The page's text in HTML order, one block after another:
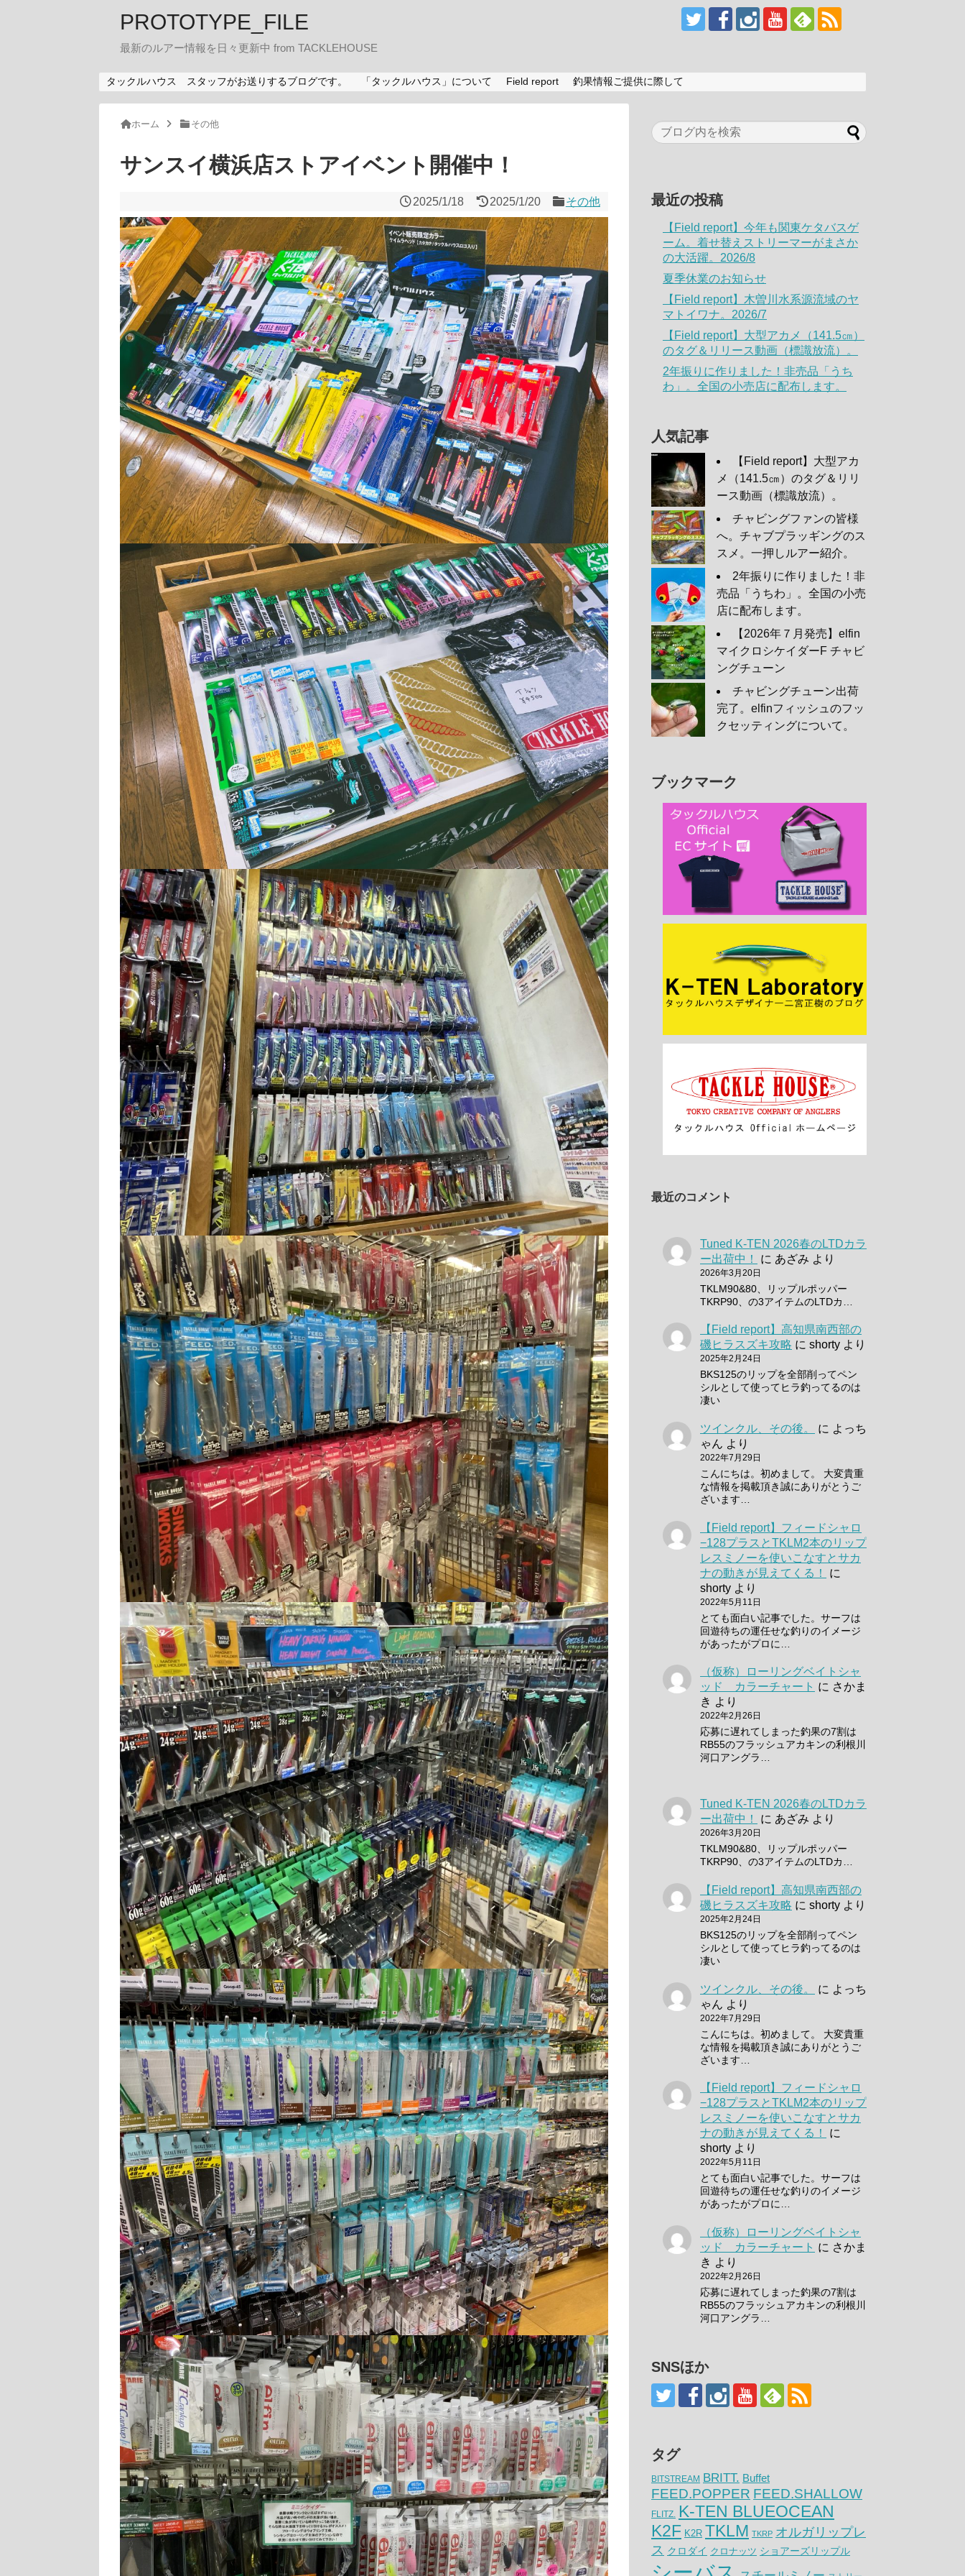
PROTOTYPE_FILE
最新のルアー情報を日々更新中 from TACKLEHOUSE
タックルハウス スタッフがお送りするブログです。 「タックルハウス」について Field report 釣果情報ご提供に際して
ホーム その他
サンスイ横浜店ストアイベント開催中！
2025/1/18 2025/1/20 その他 最近の投稿
【Field report】今年も関東ケタバスゲ
ーム。着せ替えストリーマーがまさか
の大活躍。2026/8
夏季休業のお知らせ
【Field report】木曽川水系源流域のヤ
マトイワナ。2026/7
【Field report】大型アカメ（141.5㎝）
のタグ＆リリース動画（標識放流）。
2年振りに作りました！非売品「うち
わ」。全国の小売店に配布します。
人気記事
【Field report】大型アカ
メ（141.5㎝）のタグ＆リリ
ース動画（標識放流）。
チャビングファンの皆様
へ。チャブプラッギングのス
スメ。一押しルアー紹介。
2年振りに作りました！非
売品「うちわ」。全国の小売
店に配布します。
【2026年７月発売】elfin
マイクロシケイダーF チャビ
ングチューン
チャビングチューン出荷
完了。elfinフィッシュのフッ
クセッティングについて。
ブックマーク
最近のコメント
Tuned K-TEN 2026春のLTDカラ
ー出荷中！
に あざみ より
2026年3月20日
TKLM90&80、リップルポッパー
TKRP90、の3アイテムのLTDカ…
【Field report】高知県南西部の
磯ヒラスズキ攻略 に shorty より
2025年2月24日
BKS125のリップを全部削ってペン
シルとして使ってヒラ釣ってるのは
凄い
ツインクル、その後。 に よっち
ゃん より
2022年7月29日
こんにちは。初めまして。 大変貴重
な情報を掲載頂き誠にありがとうご
ざいます…
【Field report】フィードシャロ
−128プラスとTKLM2本のリップ
レスミノーを使いこなすとサカ
ナの動きが見えてくる！
に
shorty より
2022年5月11日
とても面白い記事でした。サーフは
回遊待ちの運任せな釣りのイメージ
があったがプロに…
（仮称）ローリングベイトシャ
ッド カラーチャート に さかま
き より
2022年2月26日
応募に遅れてしまった釣果の7割は
RB55のフラッシュアカキンの利根川
河口アングラ…
Tuned K-TEN 2026春のLTDカラ
ー出荷中！
に あざみ より
2026年3月20日
TKLM90&80、リップルポッパー
TKRP90、の3アイテムのLTDカ…
【Field report】高知県南西部の
磯ヒラスズキ攻略 に shorty より
2025年2月24日
BKS125のリップを全部削ってペン
シルとして使ってヒラ釣ってるのは
凄い
ツインクル、その後。 に よっち
ゃん より
2022年7月29日
こんにちは。初めまして。 大変貴重
な情報を掲載頂き誠にありがとうご
ざいます…
【Field report】フィードシャロ
−128プラスとTKLM2本のリップ
レスミノーを使いこなすとサカ
ナの動きが見えてくる！
に
shorty より
2022年5月11日
とても面白い記事でした。サーフは
回遊待ちの運任せな釣りのイメージ
があったがプロに…
（仮称）ローリングベイトシャ
ッド カラーチャート に さかま
き より
2022年2月26日
応募に遅れてしまった釣果の7割は
RB55のフラッシュアカキンの利根川
河口アングラ…
SNSほか
タグ
BITSTREAM BRITT. Buffet
FEED.POPPER FEED.SHALLOW
FLITZ. K-TEN BLUEOCEAN
K2F K2R TKLM TKRP オルガリップレ
ス クロダイ クロナッツ ショアーズリップル